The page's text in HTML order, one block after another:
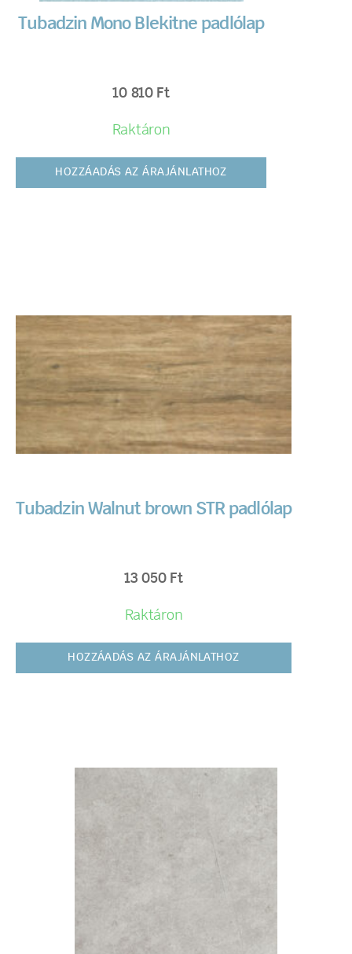
Tubadzin Mono Blekitne padlólap
10 810 Ft
Raktáron
HOZZÁADÁS AZ ÁRAJÁNLATHOZ
Tubadzin Walnut brown STR padlólap
13 050 Ft
Raktáron
HOZZÁADÁS AZ ÁRAJÁNLATHOZ